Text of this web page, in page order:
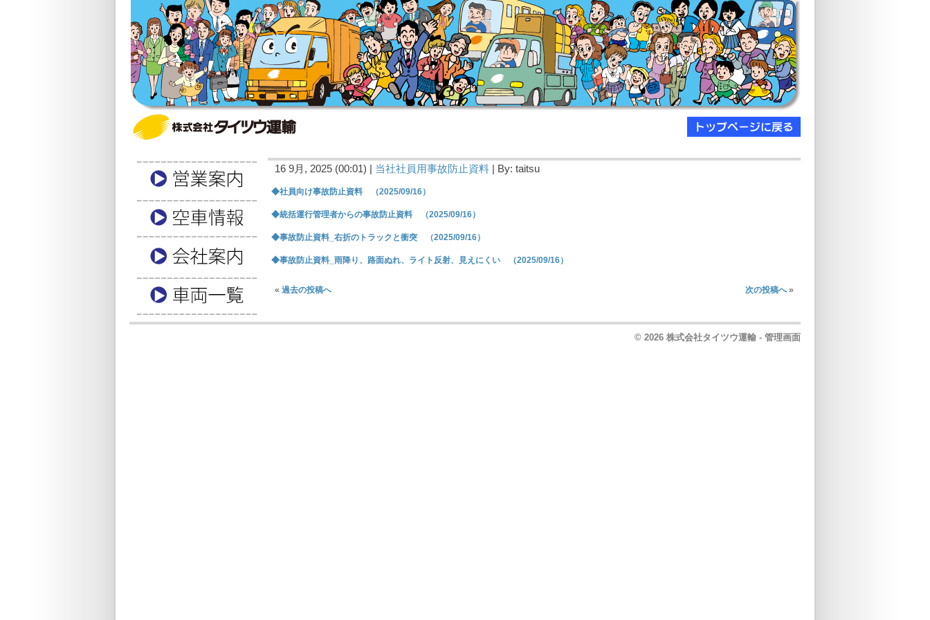
16 9月, 2025 (00:01) | 当社社員用事故防止資料 | By: taitsu
◆社員向け事故防止資料 （2025/09/16）
◆統括運行管理者からの事故防止資料 （2025/09/16）
◆事故防止資料_右折のトラックと衝突 （2025/09/16）
◆事故防止資料_雨降り、路面ぬれ、ライト反射、見えにくい （2025/09/16）
« 過去の投稿へ 次の投稿へ»
© 2026 株式会社タイツウ運輸 - 管理画面